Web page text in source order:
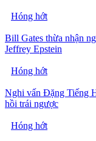
Hóng hớt
Bill Gates thừa nhận
Jeffrey Epstein
Hóng hớt
Nghi vấn Đặng Tiếng
hồi trái ngược
Hóng hớt